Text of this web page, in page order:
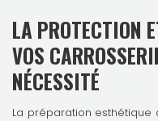
LA PROTECTION
VOS
NÉCESSITÉ
La préparation